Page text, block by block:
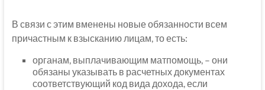
В связи с этим вменены новые обязанности всем
причастным к взысканию лицам, то есть:
органам, выплачивающим матпомощь, – они
обязаны указывать в расчетных документах
соответствующий код вида дохода, если